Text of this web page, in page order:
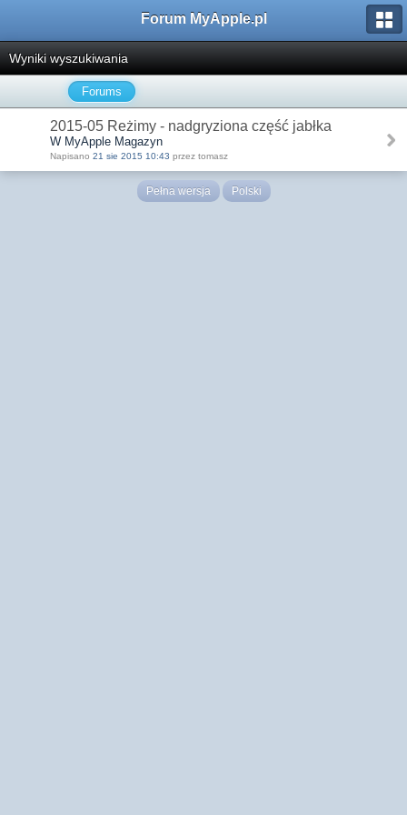
Forum MyApple.pl
Wyniki wyszukiwania
Forums
2015-05 Reżimy - nadgryziona część jabłka
W MyApple Magazyn
Napisano 21 sie 2015 10:43 przez tomasz
Pełna wersja Polski